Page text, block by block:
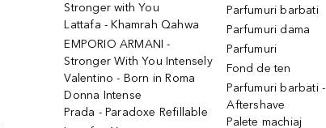
Stronger with You
Lattafa - Khamrah Qahwa
EMPORIO ARMANI -
Stronger With You Intensely
Valentino - Born in Roma
Donna Intense
Prada - Paradoxe Refillable
Parfumuri barbati
Parfumuri dama
Parfumuri
Fond de ten
Parfumuri barbati -
Aftershave
Palete machiaj